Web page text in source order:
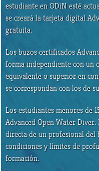
estudiante en ODiN esté
se creará la tarjeta digital
gratuita.
Los buzos certificados
forma independiente con un
equivalente o superior en
se correspondan con los de
Los estudiantes menores de
Advanced Open Water
directa de un profesional del
condiciones y límites de
formación.